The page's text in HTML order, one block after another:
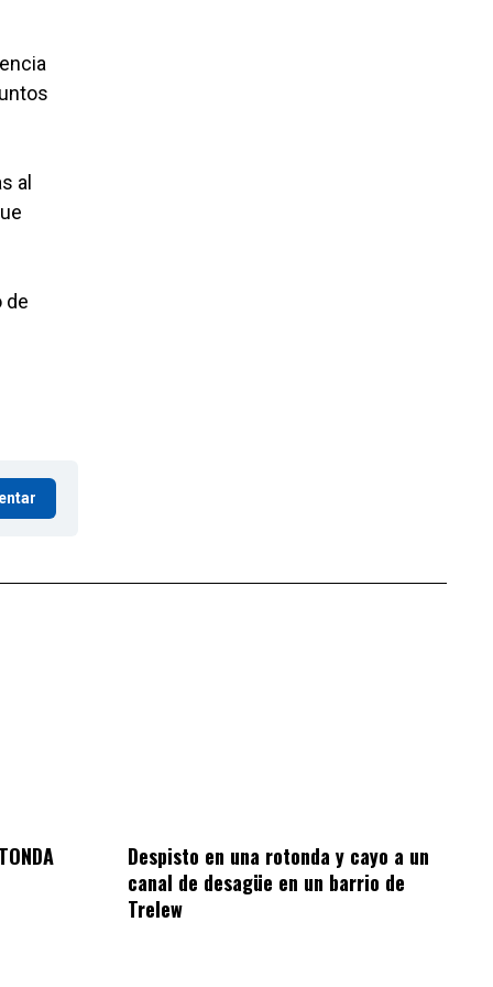
al
de
Despisto en una rotonda y cayo a un
canal de desagüe en un barrio de
Trelew